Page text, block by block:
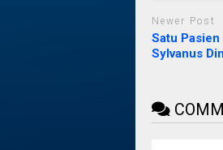
Newer Post
Satu Pasien
Sylvanus